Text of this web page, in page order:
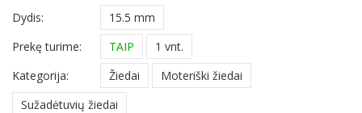
Dydis:
15.5 mm
Prekę turime:
TAIP
1 vnt.
Kategorija:
Žiedai
Moteriški žiedai
Sužadėtuvių žiedai